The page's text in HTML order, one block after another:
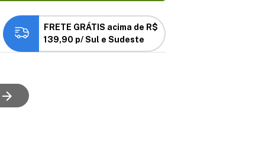
FRETE GRÁTIS acima de R$
139,90 p/ Sul e Sudeste